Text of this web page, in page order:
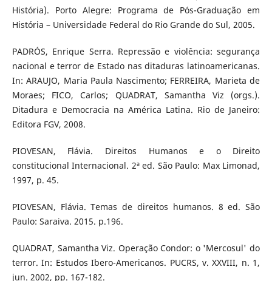
História). Porto Alegre: Programa de Pós-Graduação em
História – Universidade Federal do Rio Grande do Sul, 2005.
PADRÓS, Enrique Serra. Repressão e violência: segurança
nacional e terror de Estado nas ditaduras latinoamericanas.
In: ARAUJO, Maria Paula Nascimento; FERREIRA, Marieta de
Moraes; FICO, Carlos; QUADRAT, Samantha Viz (orgs.).
Ditadura e Democracia na América Latina. Rio de Janeiro:
Editora FGV, 2008.
PIOVESAN, Flávia. Direitos Humanos e o Direito
constitucional Internacional. 2ª ed. São Paulo: Max Limonad,
1997, p. 45.
PIOVESAN, Flávia. Temas de direitos humanos. 8 ed. São
Paulo: Saraiva. 2015. p.196.
QUADRAT, Samantha Viz. Operação Condor: o 'Mercosul' do
terror. In: Estudos Ibero-Americanos. PUCRS, v. XXVIII, n. 1,
jun. 2002, pp. 167-182.